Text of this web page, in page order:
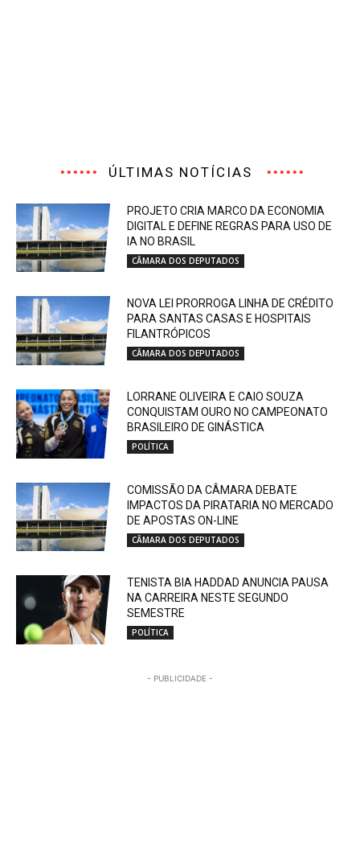
ÚLTIMAS NOTÍCIAS
PROJETO CRIA MARCO DA ECONOMIA
DIGITAL E DEFINE REGRAS PARA USO DE
IA NO BRASIL
CÂMARA DOS DEPUTADOS
NOVA LEI PRORROGA LINHA DE CRÉDITO
PARA SANTAS CASAS E HOSPITAIS
FILANTRÓPICOS
CÂMARA DOS DEPUTADOS
LORRANE OLIVEIRA E CAIO SOUZA
CONQUISTAM OURO NO CAMPEONATO
BRASILEIRO DE GINÁSTICA
POLÍTICA
COMISSÃO DA CÂMARA DEBATE
IMPACTOS DA PIRATARIA NO MERCADO
DE APOSTAS ON-LINE
CÂMARA DOS DEPUTADOS
TENISTA BIA HADDAD ANUNCIA PAUSA
NA CARREIRA NESTE SEGUNDO
SEMESTRE
POLÍTICA
- PUBLICIDADE -